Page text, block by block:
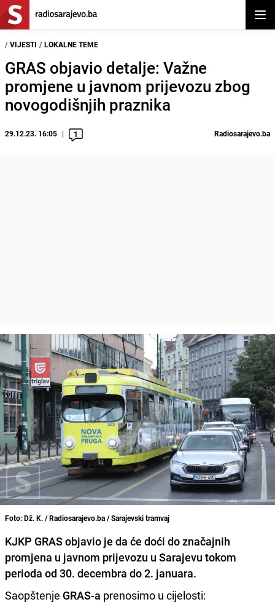
/ VIJESTI / LOKALNE TEME
GRAS objavio detalje: Važne
promjene u javnom prijevozu zbog
novogodišnjih praznika
29.12.23. 16:05 1 Radiosarajevo.ba
Foto: Dž. K. / Radiosarajevo.ba / Sarajevski tramvaj
KJKP GRAS objavio je da će doći do značajnih
promjena u javnom prijevozu u Sarajevu tokom
perioda od 30. decembra do 2. januara.
Saopštenje GRAS-a prenosimo u cijelosti: